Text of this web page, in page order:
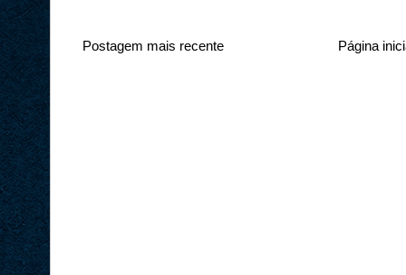
Postagem mais recente Página